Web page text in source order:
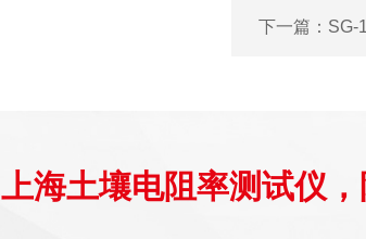
下一篇： SG-
上海土壤电阻率测试仪